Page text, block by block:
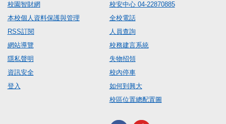
校園智財網
本校個人資料保護與管理
RSS訂閱
網站導覽
隱私聲明
資訊安全
登入
校安中心 04-22870885
全校電話
人員查詢
校務建言系統
失物招領
校內停車
如何到興大
校區位置總配置圖